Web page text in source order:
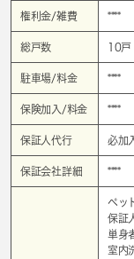
権利金/雑費 ****
総戸数 10戸
駐車場/料金 ****
保険加入/料金 ****
保証人代行 必加
保証会社詳細 ****
ペッ
保証
単身
室内